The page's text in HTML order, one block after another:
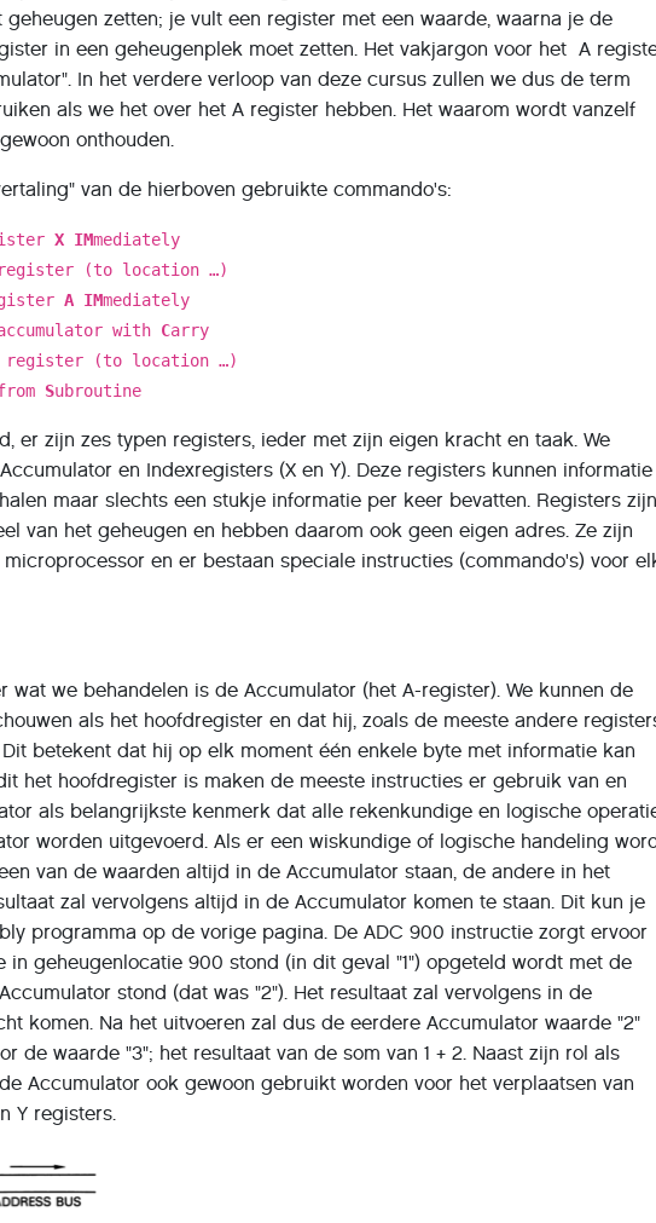
geheugen zetten; je vult een register met een waarde, waarna je de
in een geheugenplek moet zetten. Het vakjargon voor het A
In het verdere verloop van deze cursus zullen we dus de term
als we het over het A register hebben. Het waarom wordt vanzelf
onthouden.
van de hierboven gebruikte commando's:
X IMmediately
(to location …)
A IMmediately
with Carry
register (to location …)
Subroutine
er zijn zes typen registers, ieder met zijn eigen kracht en taak. We
en Indexregisters (X en Y). Deze registers kunnen informatie
maar slechts een stukje informatie per keer bevatten. Registers zijn
van het geheugen en hebben daarom ook geen eigen adres. Ze zijn
en er bestaan speciale instructies (commando's) voor
wat we behandelen is de Accumulator (het A-register). We kunnen de
als het hoofdregister en dat hij, zoals de meeste andere
betekent dat hij op elk moment één enkele byte met informatie kan
het hoofdregister is maken de meeste instructies er gebruik van en
als belangrijkste kenmerk dat alle rekenkundige en logische
worden uitgevoerd. Als er een wiskundige of logische handeling
van de waarden altijd in de Accumulator staan, de andere in het
zal vervolgens altijd in de Accumulator komen te staan. Dit kun je
programma op de vorige pagina. De ADC 900 instructie zorgt ervoor
in geheugenlocatie 900 stond (in dit geval "1") opgeteld wordt met de
stond (dat was "2"). Het resultaat zal vervolgens in de
komen. Na het uitvoeren zal dus de eerdere Accumulator waarde "2"
de waarde "3"; het resultaat van de som van 1 + 2. Naast zijn rol als
Accumulator ook gewoon gebruikt worden voor het verplaatsen van
Y registers.